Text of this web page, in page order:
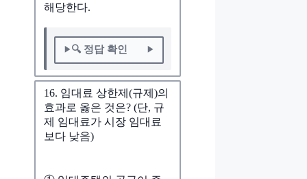
해당한다.
🔍 정답 확인
16. 임대료 상한제(규제)의
효과로 옳은 것은? (단, 규
제 임대료가 시장 임대료
보다 낮음)